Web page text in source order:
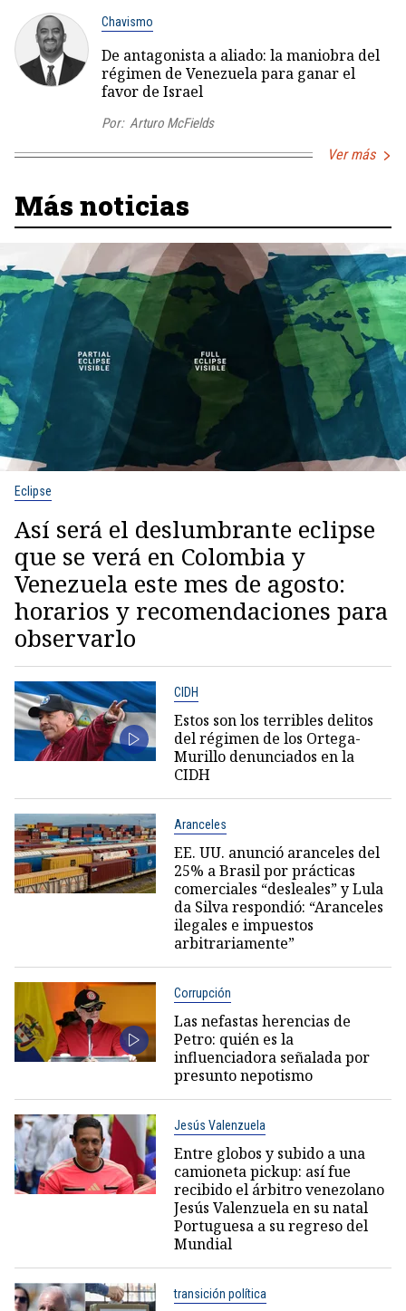
Chavismo
De antagonista a aliado: la maniobra del
régimen de Venezuela para ganar el
favor de Israel
Por: Arturo McFields
Ver más
Más noticias
Eclipse
Así será el deslumbrante eclipse
que se verá en Colombia y
Venezuela este mes de agosto:
horarios y recomendaciones para
observarlo
CIDH
Estos son los terribles delitos
del régimen de los Ortega-
Murillo denunciados en la
CIDH
Aranceles
EE. UU. anunció aranceles del
25% a Brasil por prácticas
comerciales “desleales” y Lula
da Silva respondió: “Aranceles
ilegales e impuestos
arbitrariamente”
Corrupción
Las nefastas herencias de
Petro: quién es la
influenciadora señalada por
presunto nepotismo
Jesús Valenzuela
Entre globos y subido a una
camioneta pickup: así fue
recibido el árbitro venezolano
Jesús Valenzuela en su natal
Portuguesa a su regreso del
Mundial
transición política